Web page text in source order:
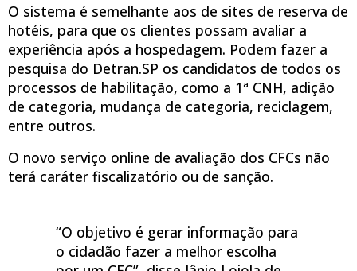
O sistema é semelhante aos de sites de reserva de
hotéis, para que os clientes possam avaliar a
experiência após a hospedagem. Podem fazer a
pesquisa do Detran.SP os candidatos de todos os
processos de habilitação, como a 1ª CNH, adição
de categoria, mudança de categoria, reciclagem,
entre outros.
O novo serviço online de avaliação dos CFCs não
terá caráter fiscalizatório ou de sanção.
“O objetivo é gerar informação para
o cidadão fazer a melhor escolha